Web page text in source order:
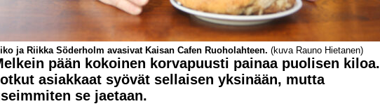
ja Riikka Söderholm avasivat Kaisan Cafen Ruoholahteen. (kuva Rauno Hietanen)
pään kokoinen korvapuusti painaa puolisen kiloa.
asiakkaat syövät sellaisen yksinään, mutta
se jaetaan.